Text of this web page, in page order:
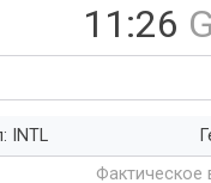
11:26
INTL
Фактическое